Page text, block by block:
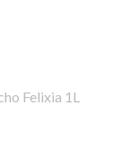
Felixia 1L